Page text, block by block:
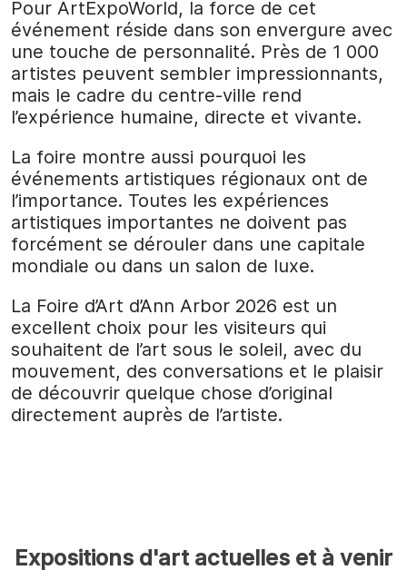
Pour ArtExpoWorld, la force de cet
événement réside dans son envergure avec
une touche de personnalité. Près de 1 000
artistes peuvent sembler impressionnants,
mais le cadre du centre-ville rend
l’expérience humaine, directe et vivante.
La foire montre aussi pourquoi les
événements artistiques régionaux ont de
l’importance. Toutes les expériences
artistiques importantes ne doivent pas
forcément se dérouler dans une capitale
mondiale ou dans un salon de luxe.
La Foire d’Art d’Ann Arbor 2026 est un
excellent choix pour les visiteurs qui
souhaitent de l’art sous le soleil, avec du
mouvement, des conversations et le plaisir
de découvrir quelque chose d’original
directement auprès de l’artiste.
Expositions d'art actuelles et à venir